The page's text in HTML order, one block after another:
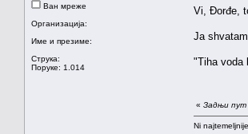
Ван мреже
Организација:
Име и презиме:
Струка:
Поруке: 1.014
Vi, Đorđe,
Ja
"Tiha voda
« Задњи пут
Ni